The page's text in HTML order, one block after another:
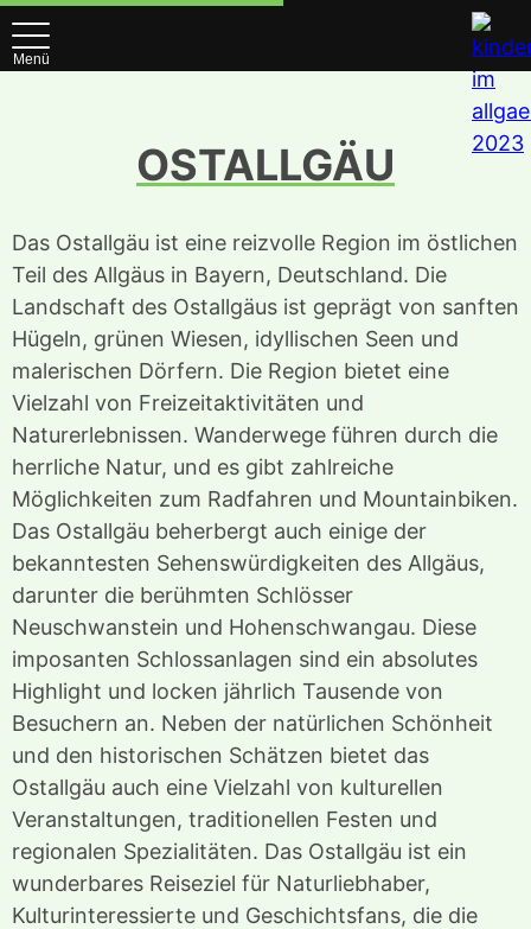
Menü
OSTALLGÄU
Das Ostallgäu ist eine reizvolle Region im östlichen
Teil des Allgäus in Bayern, Deutschland. Die
Landschaft des Ostallgäus ist geprägt von sanften
Hügeln, grünen Wiesen, idyllischen Seen und
malerischen Dörfern. Die Region bietet eine
Vielzahl von Freizeitaktivitäten und
Naturerlebnissen. Wanderwege führen durch die
herrliche Natur, und es gibt zahlreiche
Möglichkeiten zum Radfahren und Mountainbiken.
Das Ostallgäu beherbergt auch einige der
bekanntesten Sehenswürdigkeiten des Allgäus,
darunter die berühmten Schlösser
Neuschwanstein und Hohenschwangau. Diese
imposanten Schlossanlagen sind ein absolutes
Highlight und locken jährlich Tausende von
Besuchern an. Neben der natürlichen Schönheit
und den historischen Schätzen bietet das
Ostallgäu auch eine Vielzahl von kulturellen
Veranstaltungen, traditionellen Festen und
regionalen Spezialitäten. Das Ostallgäu ist ein
wunderbares Reiseziel für Naturliebhaber,
Kulturinteressierte und Geschichtsfans, die die